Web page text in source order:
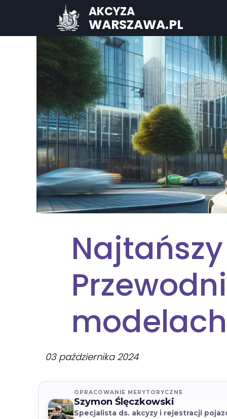
AKCYZA
WARSZAWA.PL
03 października 2024
OPRACOWANIE MERYTORYCZNE
Szymon Ślęczkowski
Specjalista ds. akcyzy i rejestracji